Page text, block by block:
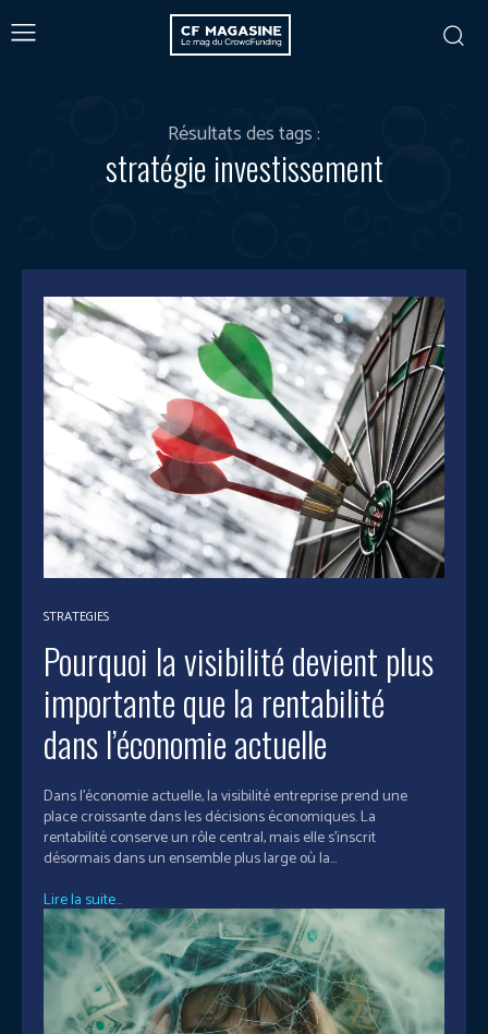
Résultats des tags :
stratégie investissement
STRATEGIES
Pourquoi la visibilité devient plus
importante que la rentabilité
dans l’économie actuelle
Dans l’économie actuelle, la visibilité entreprise prend une
place croissante dans les décisions économiques. La
rentabilité conserve un rôle central, mais elle s’inscrit
désormais dans un ensemble plus large où la...
Lire la suite...